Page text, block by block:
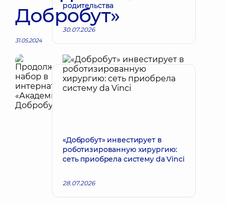
Добробут»
31.05.2024
родительства
30.07.2026
«Добробут» инвестирует в
роботизированную хирургию:
сеть приобрела систему da Vinci
28.07.2026